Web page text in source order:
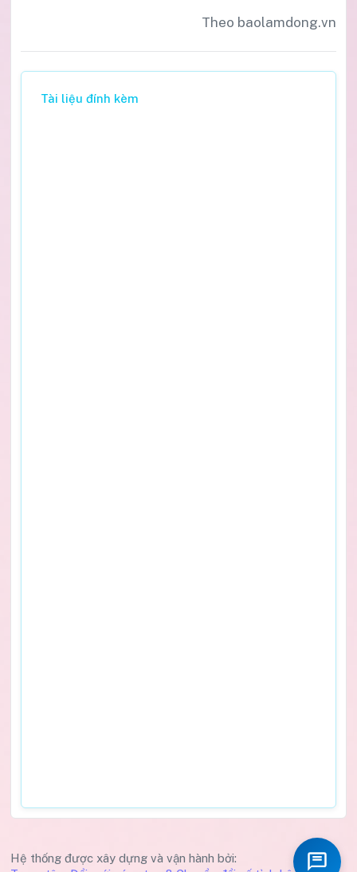
Theo baolamdong.vn
Tài liệu đính kèm
Hệ thống được xây dựng và vận hành bởi: